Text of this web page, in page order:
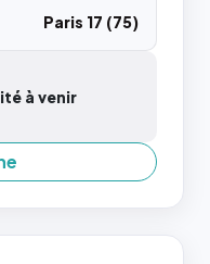
Paris 17 (75)
à venir